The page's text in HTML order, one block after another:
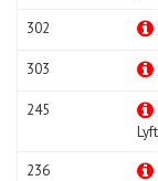
302
303
245
236